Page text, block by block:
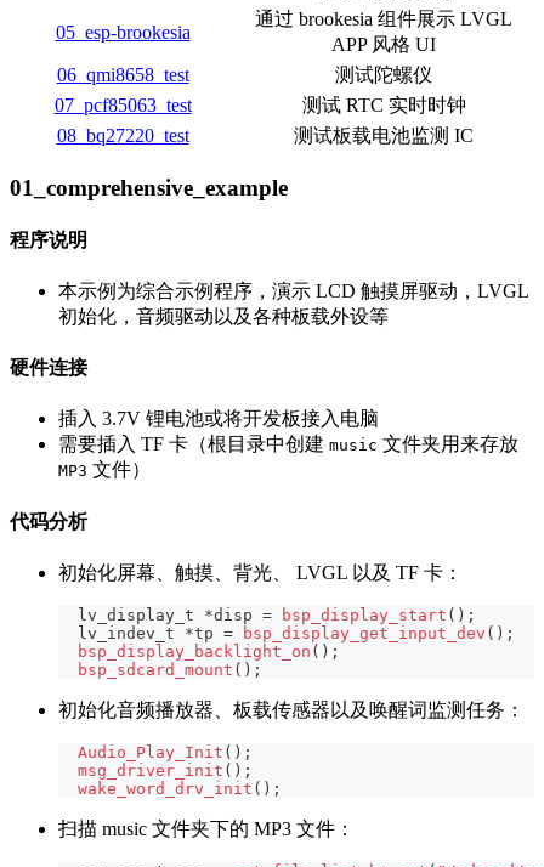
05_esp-brookesia
通过 brookesia 组件展示 LVGL
APP 风格 UI
06_qmi8658_test
测试陀螺仪
07_pcf85063_test
测试 RTC 实时时钟
08_bq27220_test
测试板载电池监测 IC
01_comprehensive_example
程序说明
本示例为综合示例程序，演示 LCD 触摸屏驱动，LVGL
初始化，音频驱动以及各种板载外设等
硬件连接
插入 3.7V 锂电池或将开发板接入电脑
需要插入 TF 卡（根目录中创建 music 文件夹用来存放
MP3 文件）
代码分析
初始化屏幕、触摸、背光、 LVGL 以及 TF 卡：
  lv_display_t
*disp = bsp_display_start ( ) ;
  lv_indev_t
*tp = bsp_display_get_input_dev ( ) ;
bsp_display_backlight_on ( ) ;
bsp_sdcard_mount ( ) ;
初始化音频播放器、板载传感器以及唤醒词监测任务：
Audio_Play_Init ( ) ;
msg_driver_init ( ) ;
wake_word_drv_init ( ) ;
扫描 music 文件夹下的 MP3 文件：